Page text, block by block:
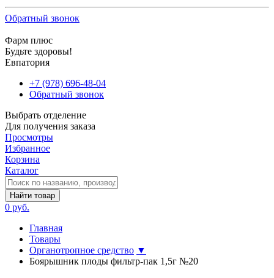
Обратный звонок
Фарм плюс
Будьте здоровы!
Евпатория
+7 (978) 696-48-04
Обратный звонок
Выбрать отделение
Для получения заказа
Просмотры
Избранное
Корзина
Каталог
Найти товар
0 руб.
Главная
Товары
Органотропное средство ▼
Боярышник плоды фильтр-пак 1,5г №20